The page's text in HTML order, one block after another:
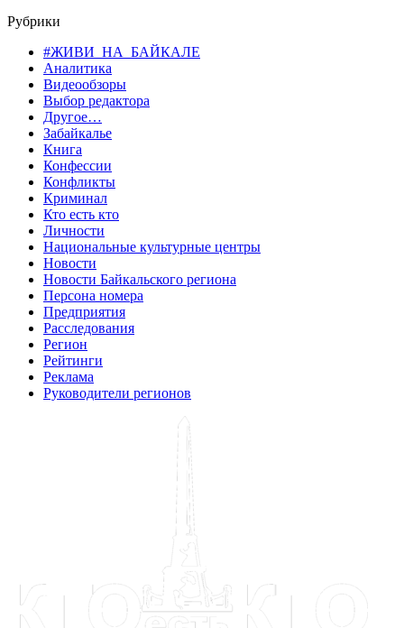
Рубрики
#ЖИВИ_НА_БАЙКАЛЕ
Аналитика
Видеообзоры
Выбор редактора
Другое…
Забайкалье
Книга
Конфессии
Конфликты
Криминал
Кто есть кто
Личности
Национальные культурные центры
Новости
Новости Байкальского региона
Персона номера
Предприятия
Расследования
Регион
Рейтинги
Реклама
Руководители регионов